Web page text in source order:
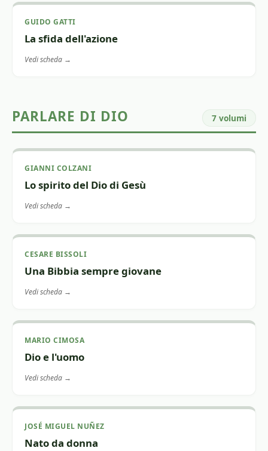
GUIDO GATTI
La sfida dell'azione
Vedi scheda →
PARLARE DI DIO 7 volumi
GIANNI COLZANI
Lo spirito del Dio di Gesù
Vedi scheda →
CESARE BISSOLI
Una Bibbia sempre giovane
Vedi scheda →
MARIO CIMOSA
Dio e l'uomo
Vedi scheda →
JOSÉ MIGUEL NUÑEZ
Nato da donna